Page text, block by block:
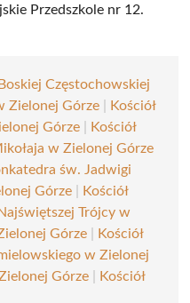
Przedszkole nr 12.
Częstochowskiej
Zielonej Górze
Kościół
Górze
Kościół
w Zielonej Górze
św. Jadwigi
Górze
Kościół
Trójcy w
Górze
Kościół
w Zielonej
Górze
Kościół